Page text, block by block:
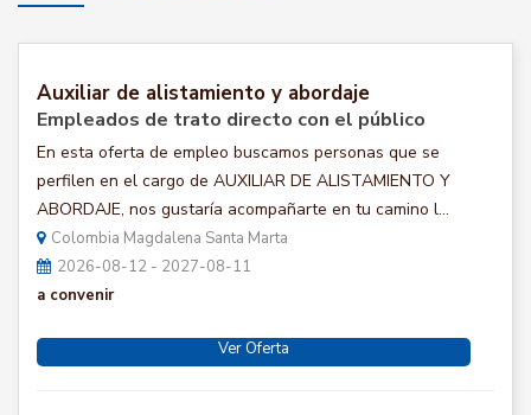
Auxiliar de alistamiento y abordaje
Empleados de trato directo con el público
En esta oferta de empleo buscamos personas que se
perfilen en el cargo de AUXILIAR DE ALISTAMIENTO Y
ABORDAJE, nos gustaría acompañarte en tu camino l...
Colombia Magdalena Santa Marta
2026-08-12 - 2027-08-11
a convenir
Ver Oferta